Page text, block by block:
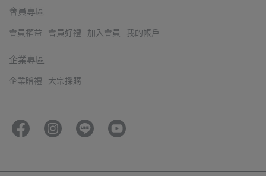
會員專區
會員權益 會員好禮 加入會員 我的帳戶
企業專區
企業贈禮 大宗採購